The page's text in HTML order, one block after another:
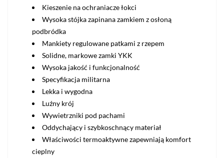
Kieszenie na ochraniacze łokci
Wysoka stójka zapinana zamkiem z osłoną
podbródka
Mankiety regulowane patkami z rzepem
Solidne, markowe zamki YKK
Wysoka jakość i funkcjonalność
Specyfikacja militarna
Lekka i wygodna
Luźny krój
Wywietrzniki pod pachami
Oddychający i szybkoschnący materiał
Właściwości termoaktywne zapewniają komfort
cieplny